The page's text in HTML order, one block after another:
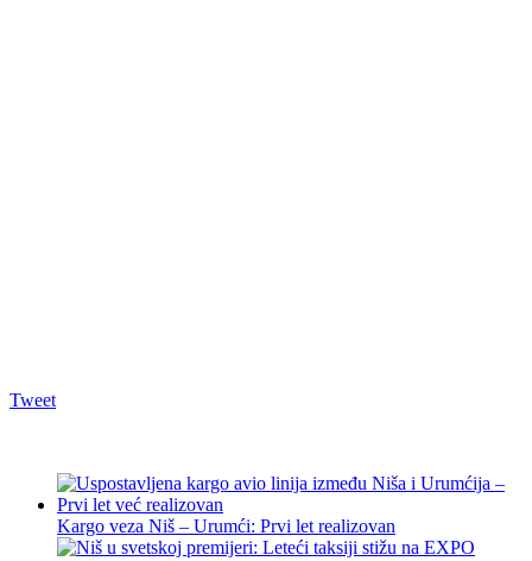
Tweet
Kargo veza Niš – Urumći: Prvi let realizovan